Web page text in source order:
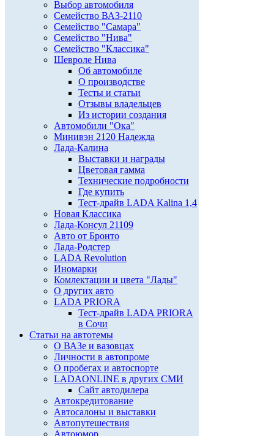
Выбор автомобиля
Семейство ВАЗ-2110
Семейство "Самара"
Семейство "Нива"
Семейство "Классика"
Шевроле Нива
Об автомобиле
О производстве
Тесты и статьи
Отзывы владельцев
Из истории создания
Автомобили "Ока"
Минивэн 2120 Надежда
Лада-Калина
Выставки и награды
Цветовая гамма
Технические подробности
Где купить
Тест-драйв LADA Kalina 1,4
Новая Классика
Лада-Консул 21109
Авто от Бронто
Лада-Родстер
LADA Revolution
Иномарки
Комлектации и цвета "Лады"
О других авто
LADA PRIORA
Тест-драйв LADA PRIORA
в Сочи
Статьи на автотемы
О ВАЗе и вазовцах
Личности в автопроме
О пробегах и автоспорте
LADAONLINE в других СМИ
Сайт автодилера
Автокредитование
Автосалоны и выставки
Автопутешествия
Автоюмор